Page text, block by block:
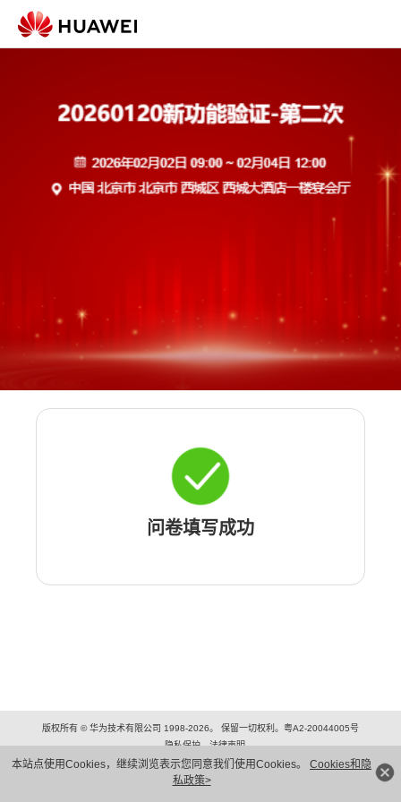
本站点使用Cookies，继续浏览表示您同意我们使用Cookies。 Cookies和隐
私政策>
问卷填写成功
版权所有 © 华为技术有限公司 1998-2026。 保留一切权利。粤A2-20044005号
隐私保护
法律声明